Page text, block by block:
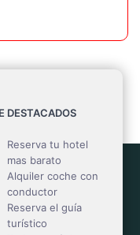
DESTACADOS
Reserva tu hotel
mas barato
Alquiler coche con
conductor
Reserva el guía
turístico